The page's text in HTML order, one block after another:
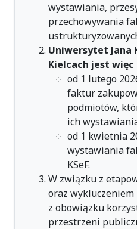
wystawiania,
przechowywania
Uniwersytet Jana
Kielcach jest
od 1 lutego
faktur
podmiotów,
ich
od 1 kwietnia
wystawiania
KSeF.
W związku z
oraz
z obowiązku
przestrzeni